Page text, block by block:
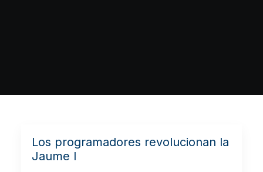
Los programadores revolucionan la
Jaume I